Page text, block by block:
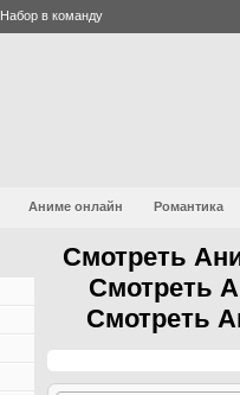
Набор в команду
Аниме онлайн Романтика
Смотреть
Смотреть
Смотреть